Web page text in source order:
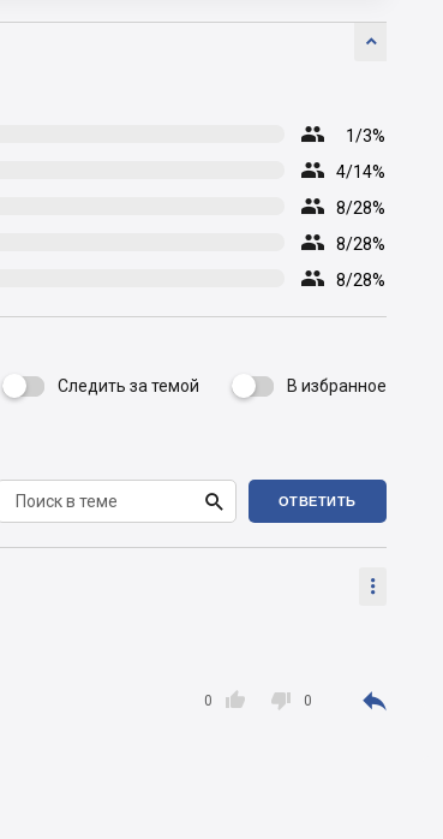

 1/3%
 4/14%
 8/28%
 8/28%
 8/28%
Следить за темой  В избранное
 ОТВЕТИТЬ


0  0 